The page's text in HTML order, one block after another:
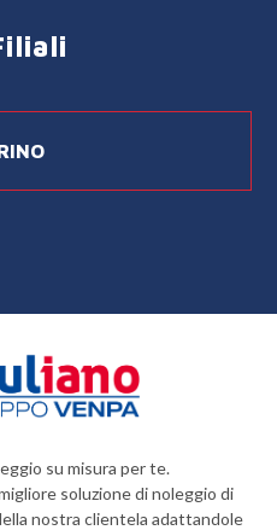
su misura per te.
soluzione di noleggio di
nostra clientela adattandole